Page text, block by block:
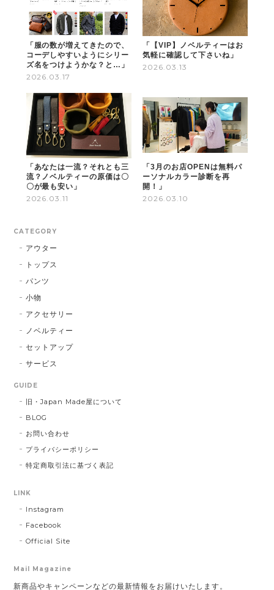
雪の降る軽井沢で着用しました。レザーのダウンでは
ものすごく軽く暖かくてポケットをこだわり抜いてる
だけあってふわふわで暖かいです。レザーなので幻の
ダウンより防風性があるように感じます。これからは
幻のダウンと両方とも使いで冬を乗り越えたいと思い
ます。10年後も着用するために手入れをしっかりした
いです。
10年後も着たい"レザーダウン"（シープレザー）
Lサイズ
2025/12/28
到着を待ちわび、配送業者さんへのメッセージシール
が貼られ丁寧に梱包された段ボールから商品をワクワ
た！ まず、レザーなのに軽い！首元、ポケット内部が
フリース素材でふわふわであったかい！極めつけにエ
クセラのジップがいやらしい感じではなくキラりとい
上がります。 高額なので、ハイブランドのダウンと悩
みましたが、 素材と品質に拘られたこちらのダウンに
してほんと良かったです！ さいこぅ！
「服の数が増えてきたので、
コーデしやすいようにシリー
ズ名をつけようかな？と…」
2026.03.17
「【VIP】ノベルティーはお
気軽に確認して下さいね」
2026.03.13
「あなたは一流？それとも三
流？ノベルティーの原価は〇
〇が最も安い」
2026.03.11
「3月のお店OPENは無料パ
ーソナルカラー診断を再
開！」
2026.03.10
CATEGORY
アウター
トップス
パンツ
小物
アクセサリー
ノベルティー
セットアップ
サービス
GUIDE
旧・Japan Made屋について
BLOG
お問い合わせ
プライバシーポリシー
特定商取引法に基づく表記
LINK
Instagram
Facebook
Official Site
Mail Magazine
新商品やキャンペーンなどの最新情報をお届けいたします。